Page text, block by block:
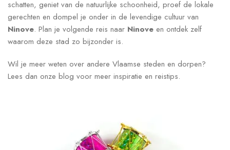
schatten, geniet van de natuurlijke schoonheid, proef de lokale
gerechten en dompel je onder in de levendige cultuur van
Ninove. Plan je volgende reis naar Ninove en ontdek zelf
waarom deze stad zo bijzonder is.
Wil je meer weten over andere Vlaamse steden en dorpen?
Lees dan onze blog voor meer inspiratie en reistips.